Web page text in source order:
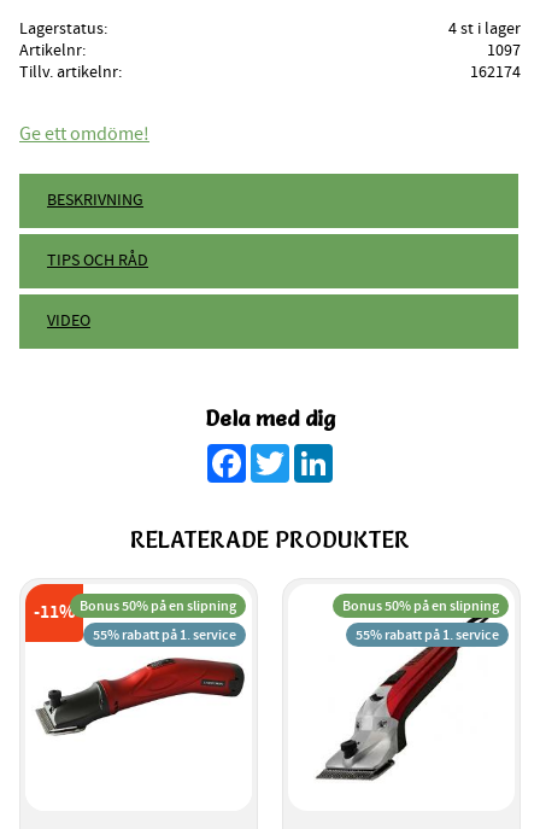
Lagerstatus
4 st i lager
Artikelnr
1097
Tillv. artikelnr
162174
Ge ett omdöme!
BESKRIVNING
TIPS OCH RÅD
VIDEO
Dela med dig
Facebook
Twitter
RELATERADE PRODUKTER
11% Bonus 50% på en slipning
55% rabatt på 1. service
Bonus 50% på en slipning
55% rabatt på 1. service